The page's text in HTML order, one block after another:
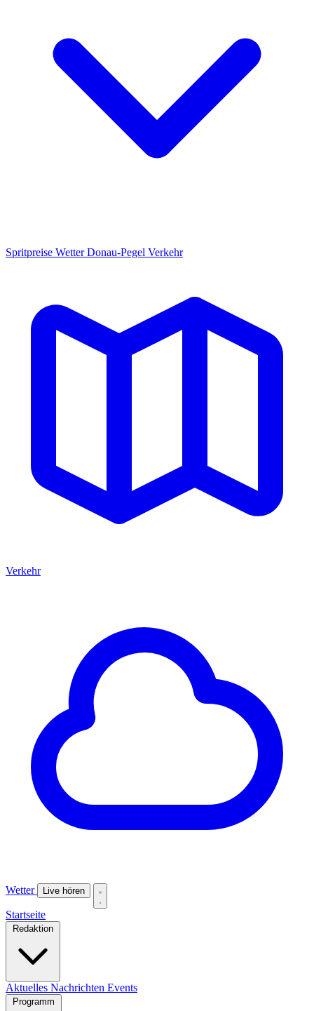
Spritpreise WetterDonau-Pegel Verkehr
Verkehr
Wetter Live hören
Startseite
Redaktion
Aktuelles Nachrichten Events
Programm